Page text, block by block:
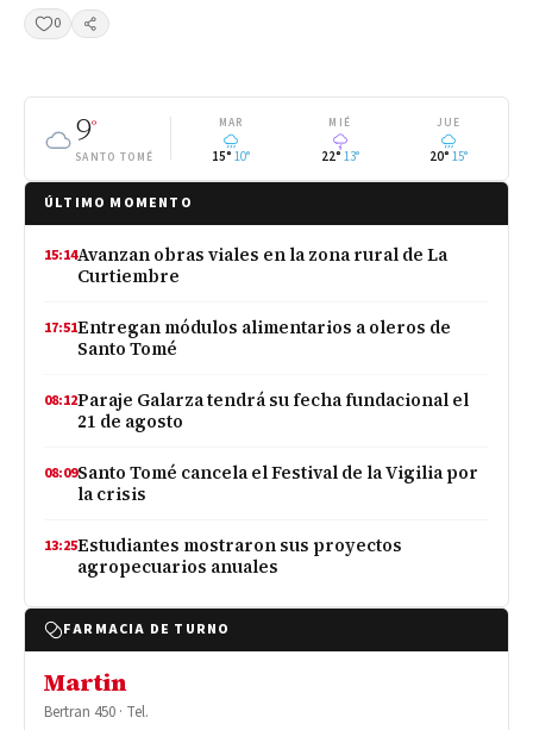
0 Compartir
9°
SANTO TOMÉ
MAR
15° 10°
MIÉ
22°13°
JUE
20° 15°
ÚLTIMO MOMENTO
15:14Avanzan obras viales en la zona rural de La
Curtiembre
17:51Entregan módulos alimentarios a oleros de
Santo Tomé
08:12Paraje Galarza tendrá su fecha fundacional el
21 de agosto
08:09Santo Tomé cancela el Festival de la Vigilia por
la crisis
13:25Estudiantes mostraron sus proyectos
agropecuarios anuales
FARMACIA DE TURNO
Martin
Bertran 450 · Tel.